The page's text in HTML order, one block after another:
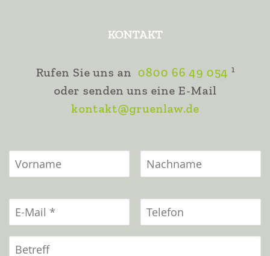
KONTAKT
Rufen Sie uns an 0800 66 49 054 1
oder senden uns eine E-Mail
kontakt@gruenlaw.de